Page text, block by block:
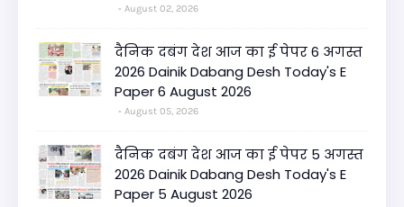
August 02, 2026
दैनिक दबंग देश आज का ई पेपर 6 अगस्त
2026 Dainik Dabang Desh Today's E
Paper 6 August 2026
August 05, 2026
दैनिक दबंग देश आज का ई पेपर 5 अगस्त
2026 Dainik Dabang Desh Today's E
Paper 5 August 2026